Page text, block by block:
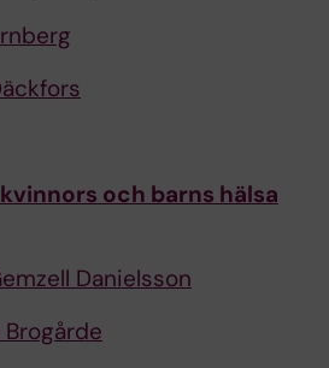
och barns hälsa
Danielsson
Brogårde